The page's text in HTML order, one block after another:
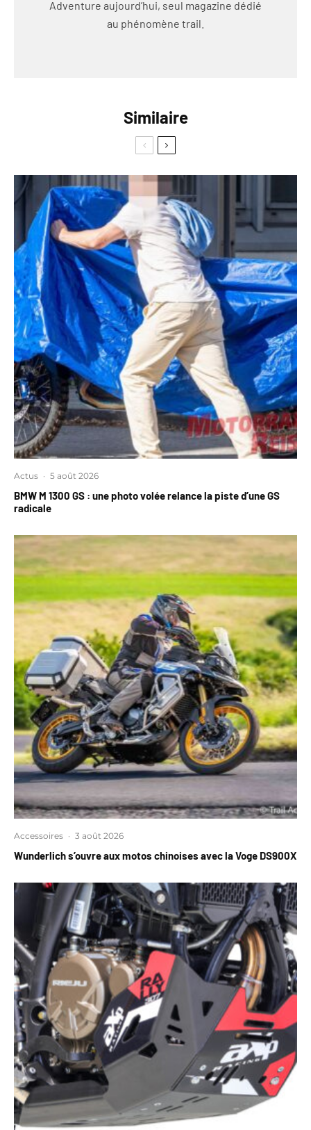
Adventure aujourd’hui, seul magazine dédié
au phénomène trail.
Similaire
Actus · 5 août 2026
BMW M 1300 GS : une photo volée relance la piste d’une GS
radicale
Accessoires · 3 août 2026
Wunderlich s’ouvre aux motos chinoises avec la Voge DS900X